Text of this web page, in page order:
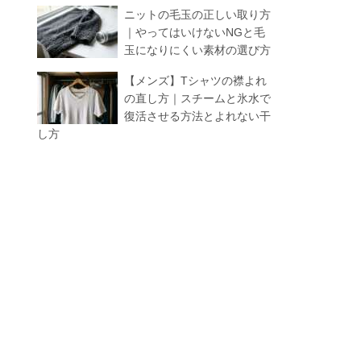
ニットの毛玉の正しい取り方
｜やってはいけないNGと毛
玉になりにくい素材の選び方
【メンズ】Tシャツの襟よれ
の直し方｜スチームと氷水で
復活させる方法とよれない干
し方